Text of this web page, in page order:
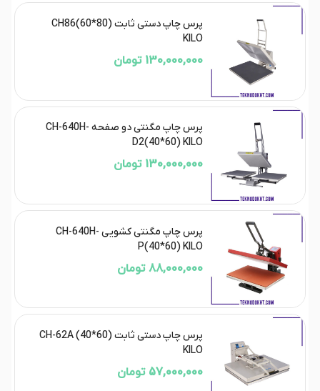
پرس چاپ دستی ثابت CH86(60*80)
KILO
130,000,000 تومان
پرس چاپ مگنتی دو صفحه CH-640H-
D2(40*60) KILO
130,000,000 تومان
پرس چاپ مگنتی کشویی CH-640H-
P(40*60) KILO
88,000,000 تومان
پرس چاپ دستی ثابت CH-62A (40*60)
KILO
57,000,000 تومان